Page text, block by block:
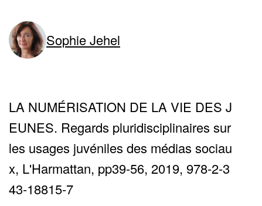
Sophie Jehel
LA NUMÉRISATION DE LA VIE DES J
EUNES. Regards pluridisciplinaires sur
les usages juvéniles des médias sociau
x, L'Harmattan, pp39-56, 2019, 978-2-3
43-18815-7